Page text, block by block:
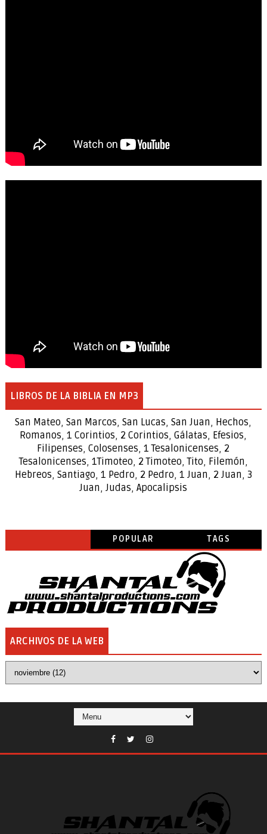
LIBROS DE LA BIBLIA EN MP3
San Mateo,San Marcos,San Lucas,San Juan, Hechos,
Romanos,1 Corintios, 2 Corintios,Gálatas, Efesios,
Filipenses,Colosenses,1Tesalonicenses, 2
Tesalonicenses, 1Timoteo, 2Timoteo, Tito, Filemón,
Hebreos, Santiago, 1 Pedro, 2 Pedro, 1 Juan, 2 Juan, 3
Juan,Judas,Apocalipsis
POPULAR TAGS
ARCHIVOS DE LA WEB